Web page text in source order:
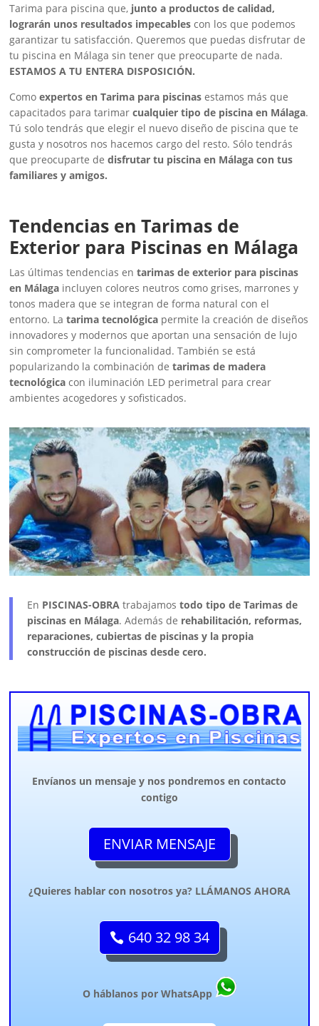
Tarima para piscina que, junto a productos de calidad,
lograrán unos resultados impecables con los que podemos
garantizar tu satisfacción. Queremos que puedas disfrutar de
tu piscina en Málaga sin tener que preocuparte de nada.
ESTAMOS A TU ENTERA DISPOSICIÓN.
Comoexpertos en Tarima para piscinas estamos más que
capacitados para tarimarcualquier tipo de piscina en Málaga.
Tú solo tendrás que elegir el nuevo diseño de piscina que te
gusta y nosotros nos hacemos cargo del resto. Sólo tendrás
que preocuparte dedisfrutar tu piscina en Málaga con tus
familiares y amigos.
Tendencias en Tarimas de
Exterior para Piscinas en Málaga
Las últimas tendencias entarimas de exterior para piscinas
en Málaga incluyen colores neutros como grises, marrones y
tonos madera que se integran de forma natural con el
entorno. Latarima tecnológica permite la creación de diseños
innovadores y modernos que aportan una sensación de lujo
sin comprometer la funcionalidad. También se está
popularizando la combinación detarimas de madera
tecnológica con iluminación LED perimetral para crear
ambientes acogedores y sofisticados.
En PISCINAS-OBRA trabajamostodo tipo de Tarimas de
piscinas en Málaga. Además de rehabilitación, reformas,
reparaciones, cubiertas de piscinas y la propia
construcción de piscinas desde cero.
Envíanos un mensaje y nos pondremos en contacto
contigo
ENVIAR MENSAJE
¿Quieres hablar con nosotros ya? LLÁMANOS AHORA
640 32 98 34
O háblanos por WhatsApp